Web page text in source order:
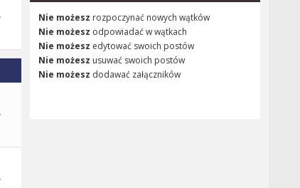
Nie możesz rozpoczynać nowych wątków
Nie możesz odpowiadać w wątkach
Nie możesz edytować swoich postów
Nie możesz usuwać swoich postów
Nie możesz dodawać załączników